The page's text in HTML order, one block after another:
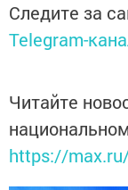
Следите за
Telegram-
Читайте
https://